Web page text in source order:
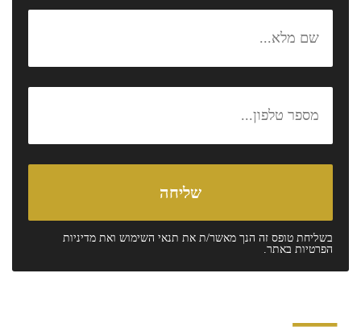
בשליחת טופס זה הנך מאשר/ת את תנאי השימוש ואת מדיניות
הפרטיות באתר.